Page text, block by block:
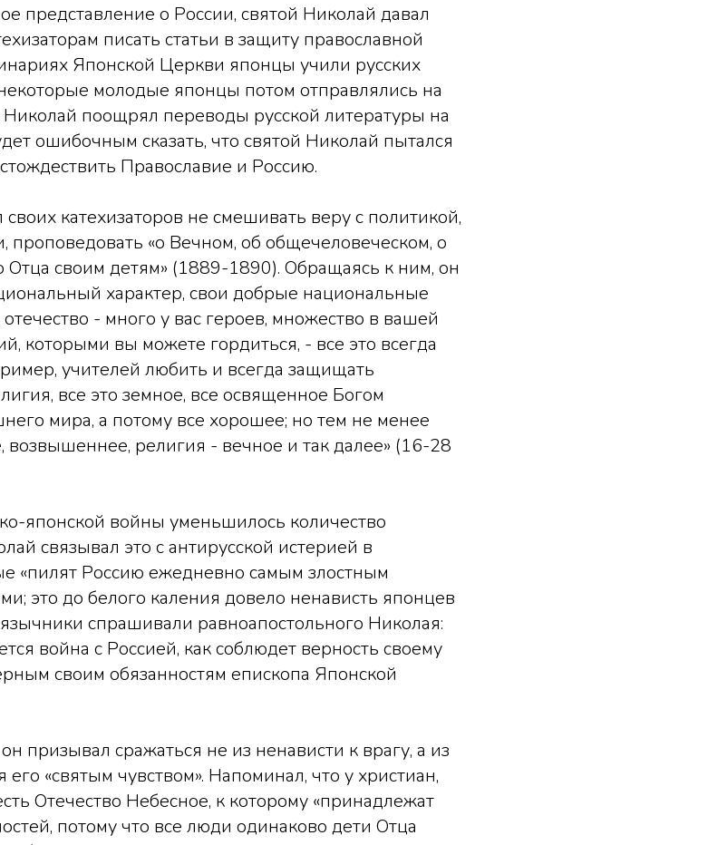
представление о России, святой Николай давал
писать статьи в защиту православной
Японской Церкви японцы учили русских
молодые японцы потом отправлялись на
Николай поощрял переводы русской литературы на
ошибочным сказать, что святой Николай пытался
Православие и Россию.
катехизаторов не смешивать веру с политикой,
проповедовать «о Вечном, об общечеловеческом, о
Отца своим детям» (1889-1890). Обращаясь к ним, он
характер, свои добрые национальные
- много у вас героев, множество в вашей
которыми вы можете гордиться, - все это всегда
учителей любить и всегда защищать
все это земное, все освященное Богом
мира, а потому все хорошее; но тем не менее
религия - вечное и так далее» (16-28
японской войны уменьшилось количество
связывал это с антирусской истерией в
«пилят Россию ежедневно самым злостным
это до белого каления довело ненависть японцев
спрашивали равноапостольного Николая:
война с Россией, как соблюдет верность своему
своим обязанностям епископа Японской
призывал сражаться не из ненависти к врагу, а из
«святым чувством». Напоминал, что у христиан,
Отечество Небесное, к которому «принадлежат
потому что все люди одинаково дети Отца